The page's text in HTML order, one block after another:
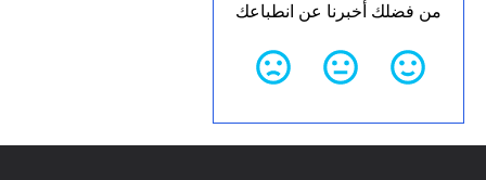
من فضلك أخبرنا عن انطباعك